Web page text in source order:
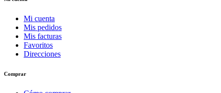
Mi cuenta
Mis pedidos
Mis facturas
Favoritos
Direcciones
Comprar